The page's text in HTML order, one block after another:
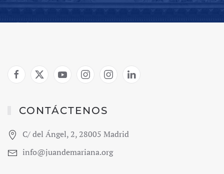
CONTÁCTENOS
C/ del Ángel, 2, 28005 Madrid
info@juandemariana.org